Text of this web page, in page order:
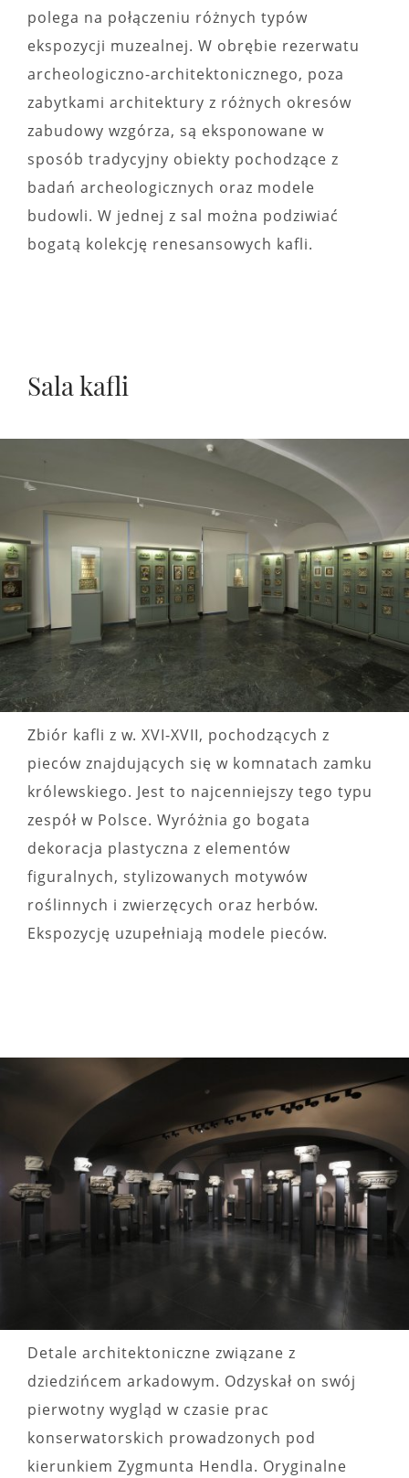
polega na połączeniu różnych typów
ekspozycji muzealnej. W obrębie rezerwatu
archeologiczno-architektonicznego, poza
zabytkami architektury z różnych okresów
zabudowy wzgórza, są eksponowane w
sposób tradycyjny obiekty pochodzące z
badań archeologicznych oraz modele
budowli. W jednej z sal można podziwiać
bogatą kolekcję renesansowych kafli.
Sala kafli
Zbiór kafli z w. XVI-XVII, pochodzących z
pieców znajdujących się w komnatach zamku
królewskiego. Jest to najcenniejszy tego typu
zespół w Polsce. Wyróżnia go bogata
dekoracja plastyczna z elementów
figuralnych, stylizowanych motywów
roślinnych i zwierzęcych oraz herbów.
Ekspozycję uzupełniają modele pieców.
Detale architektoniczne związane z
dziedzińcem arkadowym. Odzyskał on swój
pierwotny wygląd w czasie prac
konserwatorskich prowadzonych pod
kierunkiem Zygmunta Hendla. Oryginalne